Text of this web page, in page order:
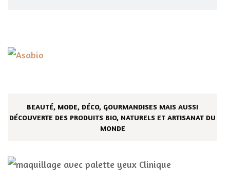
BEAUTÉ, MODE, DÉCO, GOURMANDISES MAIS AUSSI
DÉCOUVERTE DES PRODUITS BIO, NATURELS ET ARTISANAT DU
MONDE